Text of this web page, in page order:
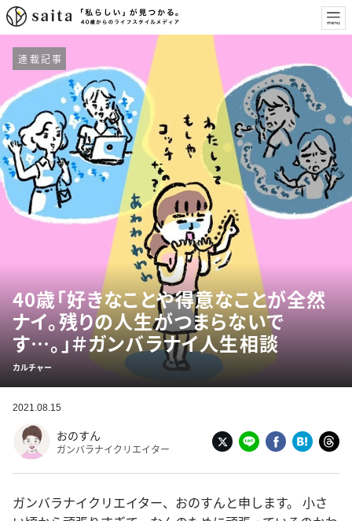
連載記事
40歳「好きなことや得意なことが全然
ナイ。残りの人生がつまらないで
す…。」＃ガンバラナイ人生相談
カルチャー
2021.08.15
おのすん
ガンバラナイクリエイター
ガンバラナイクリエイター、おのすんと申します。 小さ